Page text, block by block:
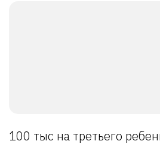
100 тыс на третьего